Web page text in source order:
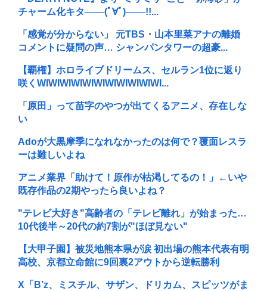
チャーム化キタ───(ﾟ∀ﾟ)───!!...
「感覚が分からない」 元TBS・山本里菜アナの離婚
コメントに疑問の声… シャンパンタワーの超豪...
【覇権】ホロライブドリームス、セルラン1位に返り
咲くWIWIWIWIWIWIWIWIWIWIWI...
「原田」って苗字のやつが出てくるアニメ、存在しな
い
Adoが大黒摩季になれなかったのは何で？覆面レスラ
ーは難しいよね
アニメ業界「助けて！原作が枯渇してるの！」←いや
既存作品の2期やったら良いよね？
"テレビ大好き"高齢者の「テレビ離れ」が始まった…
10代後半～20代の約7割が"ほぼ見ない"
【大甲子園】被災地熊本県が涙 初出場の熊本代表有明
高校、京都立命館に9回裏2アウトから逆転勝利
X「B’z、ミスチル、サザン、ドリカム、スピッツがま